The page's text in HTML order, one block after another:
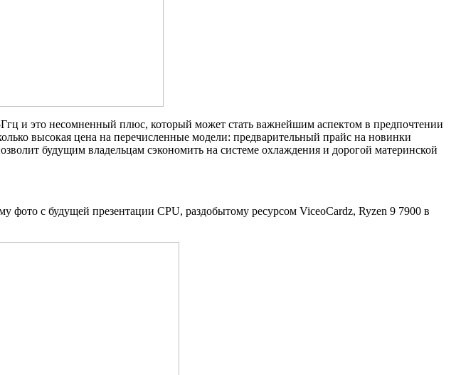
и это несомненный плюс, который может стать важнейшим аспектом в предпочтении
высокая цена на перечисленные модели: предварительный прайс на новинки
будущим владельцам сэкономить на системе охлаждения и дорогой материнской
фото с будущей презентации CPU, раздобытому ресурсом ViceoCardz, Ryzen 9 7900 в